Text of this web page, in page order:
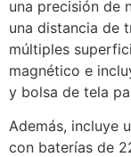
una precisión de
una distancia de
múltiples
magnético e
y bolsa de tela
Además, incluye
con baterías de